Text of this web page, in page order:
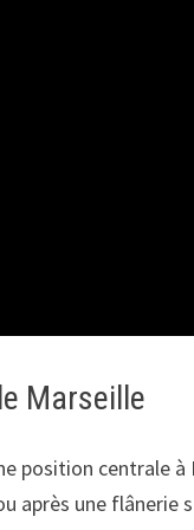
Marseille
position centrale
une flânerie